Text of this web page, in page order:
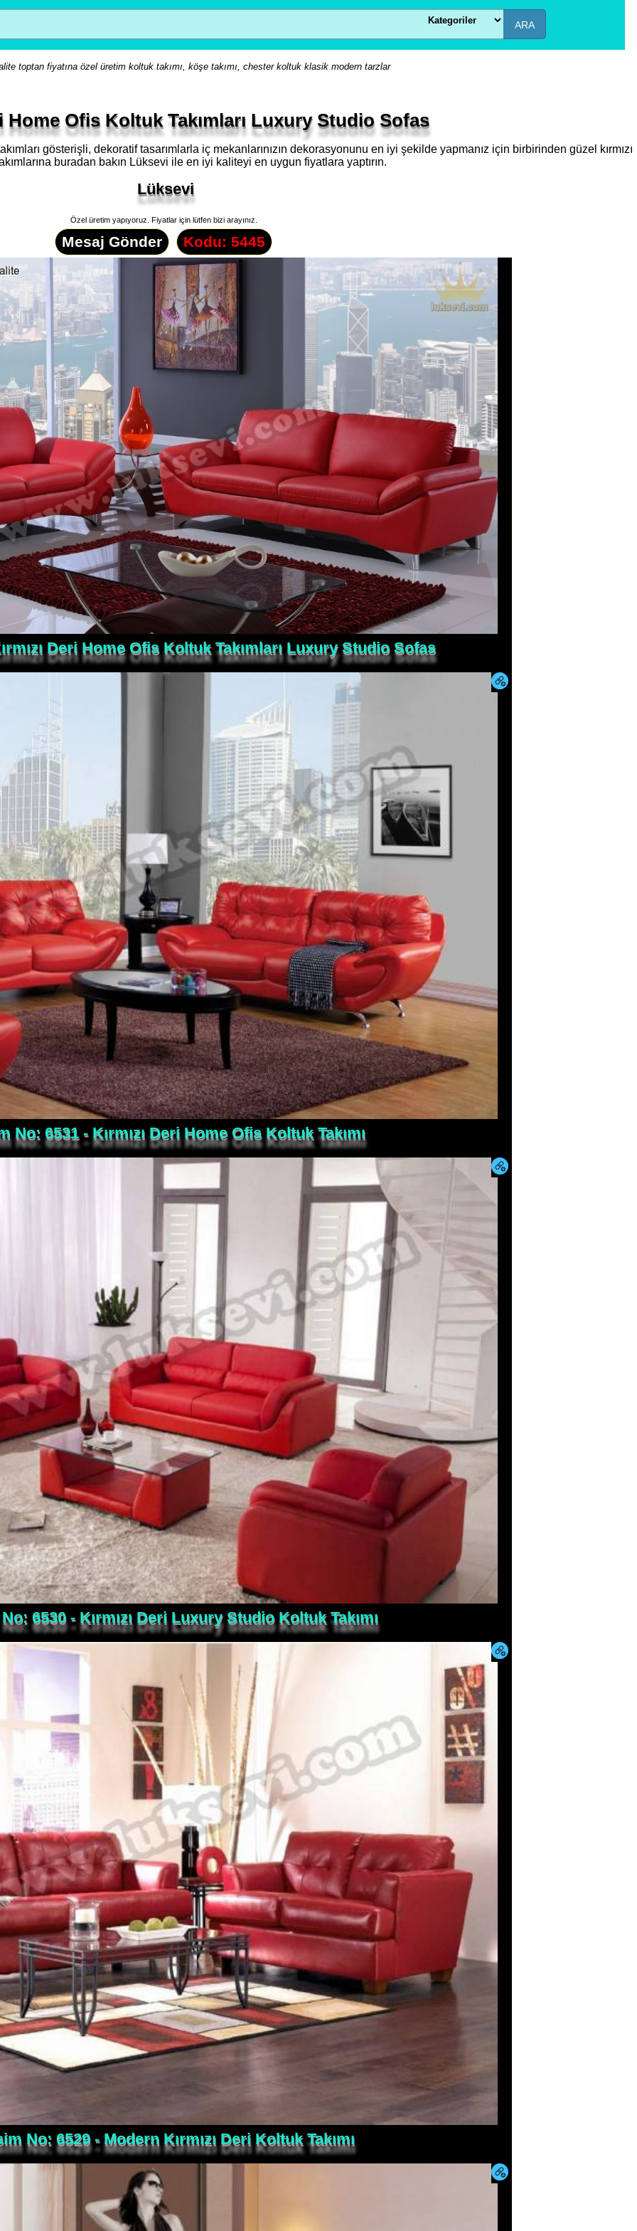
ARA
toptan fiyatına özel üretim koltuk takımı, köşe takımı, chester koltuk klasik modern tarzlar
Home Ofis Koltuk Takımları Luxury Studio Sofas
gösterişli, dekoratif tasarımlarla iç mekanlarınızın dekorasyonunu en iyi şekilde yapmanız için birbirinden güzel kırmızı
buradan bakın Lüksevi ile en iyi kaliteyi en uygun fiyatlara yaptırın.
Lüksevi
Özel üretim yapıyoruz. Fiyatlar için lütfen bizi arayınız.
Mesaj Gönder Kodu: 5445
Deri Home Ofis Koltuk Takımları Luxury Studio Sofas
No: 6531 - Kırmızı Deri Home Ofis Koltuk Takımı
6530 - Kırmızı Deri Luxury Studio Koltuk Takımı
No: 6529 - Modern Kırmızı Deri Koltuk Takımı